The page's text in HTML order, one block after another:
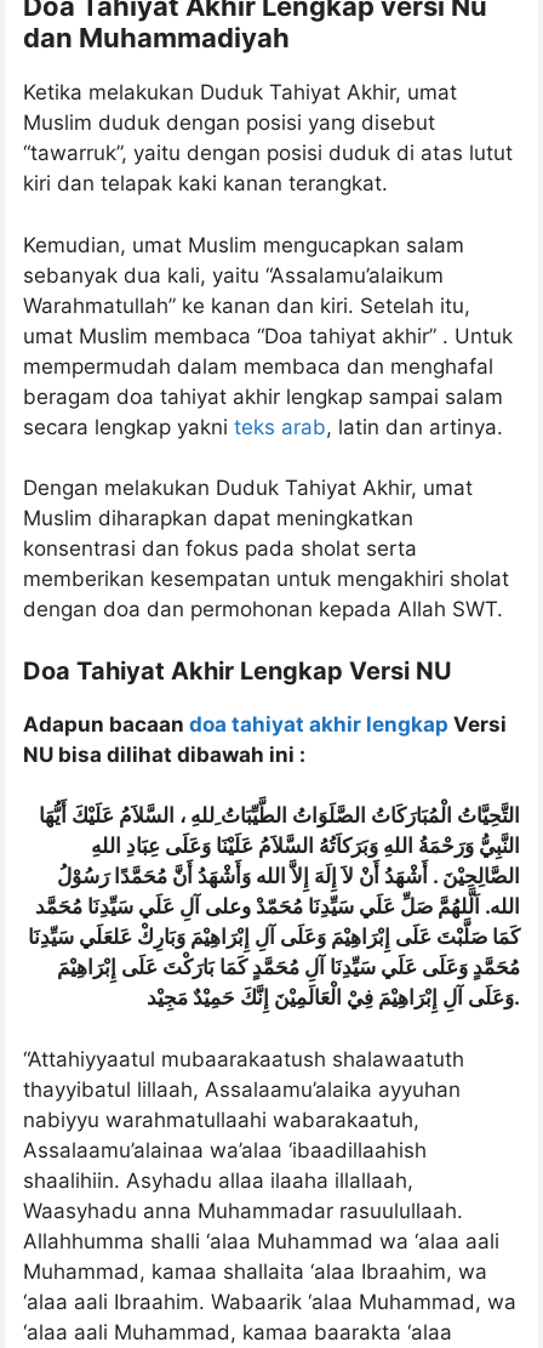
Doa Tahiyat Akhir Lengkap versi Nu
dan Muhammadiyah
Ketika melakukan Duduk Tahiyat Akhir, umat
Muslim duduk dengan posisi yang disebut
“tawarruk”, yaitu dengan posisi duduk di atas lutut
kiri dan telapak kaki kanan terangkat.
Kemudian, umat Muslim mengucapkan salam
sebanyak dua kali, yaitu “Assalamu’alaikum
Warahmatullah” ke kanan dan kiri. Setelah itu,
umat Muslim membaca “Doa tahiyat akhir” . Untuk
mempermudah dalam membaca dan menghafal
beragam doa tahiyat akhir lengkap sampai salam
secara lengkap yakni teks arab, latin dan artinya.
Dengan melakukan Duduk Tahiyat Akhir, umat
Muslim diharapkan dapat meningkatkan
konsentrasi dan fokus pada sholat serta
memberikan kesempatan untuk mengakhiri sholat
dengan doa dan permohonan kepada Allah SWT.
Doa Tahiyat Akhir Lengkap Versi NU
Adapun bacaan doa tahiyat akhir lengkap Versi
NU bisa dilihat dibawah ini :
التَّحِيَّاتُ الْمُبَارَكَاتُ الصَّلَوَاتُ الطَّيِّبَاتُ ِللهِ ، السَّلاَمُ عَلَيْكَ أَيُّهَا
النَّبِيُّ وَرَحْمَةُ اللهِ وَبَرَكاَتُهُ السَّلاَمُ عَلَيْنَا وَعَلَى عِبَادِ اللهِ
الصَّالِحِيْنَ . أَشْهَدُ أَنْ لاَ إِلَهَ إِلاَّ الله وَأَشْهَدُ أَنَّ مُحَمَّدًا رَسُوْلُ
الله. اَلَّلهُمَّ صَلِّ عَلَي سَيِّدِنَا مُحَمّدْ وعلى آلِ عَلَي سَيِّدِنَا مُحَمَّد
كَمَا صَلَّبْتَ عَلَى إِبْرَاهِيْمَ وَعَلَى آلِ إِبْرَاهِيْمَ وَبَارِكْ عَلعَلَي سَيِّدِنَا
مُحَمَّدٍ وَعَلَى عَلَي سَيِّدِنَا آلِ مُحَمَّدٍ كَمَا بَارَكْتَ عَلَى إِبْرَاهِيْمَ
وَعَلَى آلِ إِبْرَاهِيْمَ فِيْ الْعَالَمِيْنَ إِنَّكَ حَمِيْدٌ مَجِيْد.
“Attahiyyaatul mubaarakaatush shalawaatuth
thayyibatul lillaah, Assalaamu’alaika ayyuhan
nabiyyu warahmatullaahi wabarakaatuh,
Assalaamu’alainaa wa’alaa ‘ibaadillaahish
shaalihiin. Asyhadu allaa ilaaha illallaah,
Waasyhadu anna Muhammadar rasuulullaah.
Allahhumma shalli ‘alaa Muhammad wa ‘alaa aali
Muhammad, kamaa shallaita ‘alaa Ibraahim, wa
‘alaa aali Ibraahim. Wabaarik ‘alaa Muhammad, wa
‘alaa aali Muhammad, kamaa baarakta ‘alaa